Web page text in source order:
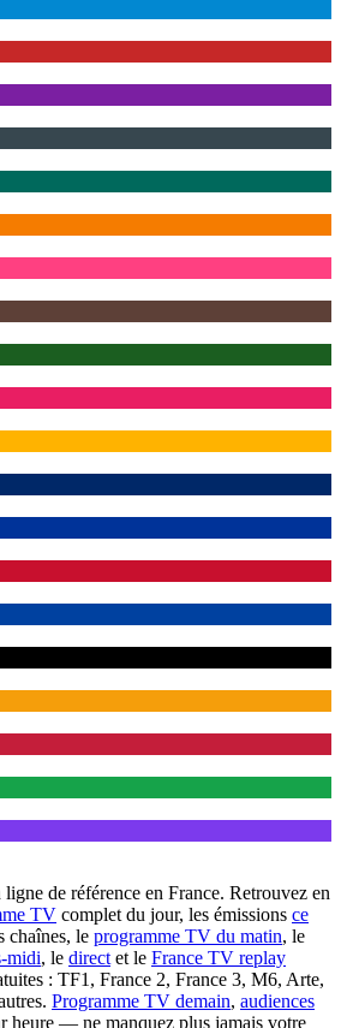
de référence en France. Retrouvez en
TV complet du jour, les émissions ce
chaînes, le programme TV du matin, le
midi, le direct et le France TV replay
: TF1, France 2, France 3, M6, Arte,
Programme TV demain, audiences
heure — ne manquez plus jamais votre